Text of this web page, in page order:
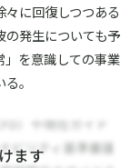
に回復しつつある
の発生についても予
」を意識しての事業
。
ます